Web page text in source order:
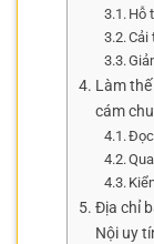
Hỗ
Cải
Làm
cám
Địa chỉ
Nội uy